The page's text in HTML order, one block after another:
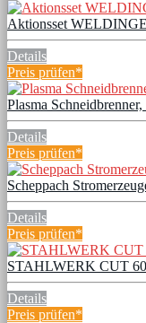
Aktionsset
Details
Preis prüfen*
Plasma
Details
Preis prüfen*
Scheppach
Details
Preis prüfen*
STAHLWERK CUT 60
Details
Preis prüfen*